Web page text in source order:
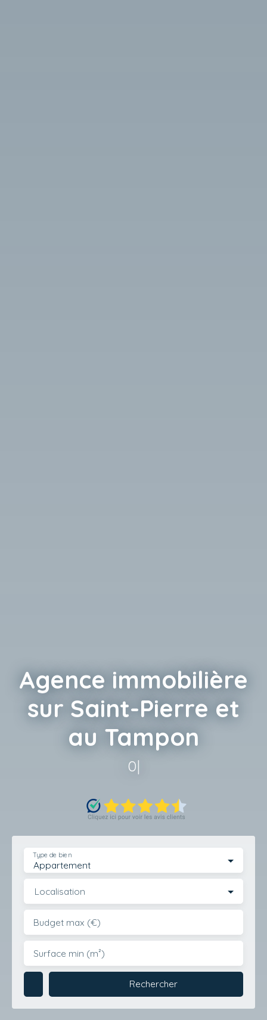
Agence immobilière
sur Saint-Pierre et
au Tampon
0693 920 62
Appartement
Type de bien
Localisation
Budget max (€)
Surface min (m²)
Rechercher